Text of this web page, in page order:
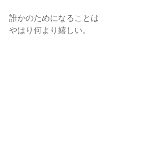
誰かのためになることは
やはり何より嬉しい。